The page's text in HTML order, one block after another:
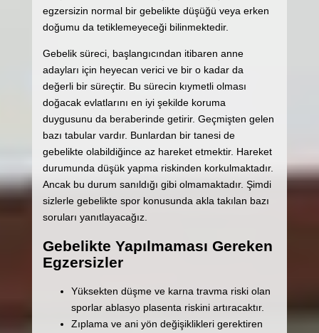
egzersizin normal bir gebelikte düşüğü veya erken
doğumu da tetiklemeyeceği bilinmektedir.
Gebelik süreci, başlangıcından itibaren anne
adayları için heyecan verici ve bir o kadar da
değerli bir süreçtir. Bu sürecin kıymetli olması
doğacak evlatlarını en iyi şekilde koruma
duygusunu da beraberinde getirir. Geçmişten gelen
bazı tabular vardır. Bunlardan bir tanesi de
gebelikte olabildiğince az hareket etmektir. Hareket
durumunda düşük yapma riskinden korkulmaktadır.
Ancak bu durum sanıldığı gibi olmamaktadır. Şimdi
sizlerle gebelikte spor konusunda akla takılan bazı
soruları yanıtlayacağız.
Gebelikte Yapılmaması Gereken
Egzersizler
Yüksekten düşme ve karna travma riski olan
sporlar ablasyo plasenta riskini artıracaktır.
Zıplama ve ani yön değişiklikleri gerektiren